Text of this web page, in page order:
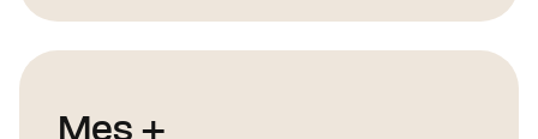
Mes +